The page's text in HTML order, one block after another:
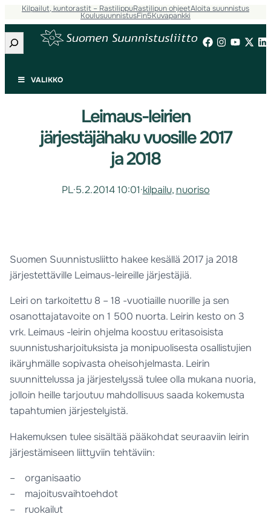
Kilpailut, kuntorastit – RastilippuRastilipun ohjeetAloita suunnistus
KoulusuunnistusFin5Kuvapankki
Etsi
VALIKKO
Leimaus-leirien
järjestäjähaku vuosille 2017
ja 2018
PL·5.2.2014 10:01·kilpailu, nuoriso
Suomen Suunnistusliitto hakee kesällä 2017 ja 2018
järjestettäville Leimaus-leireille järjestäjiä.
Leiri on tarkoitettu 8 – 18 -vuotiaille nuorille ja sen
osanottajatavoite on 1 500 nuorta. Leirin kesto on 3
vrk. Leimaus -leirin ohjelma koostuu eritasoisista
suunnistusharjoituksista ja monipuolisesta osallistujien
ikäryhmälle sopivasta oheisohjelmasta. Leirin
suunnittelussa ja järjestelyssä tulee olla mukana nuoria,
jolloin heille tarjoutuu mahdollisuus saada kokemusta
tapahtumien järjestelyistä.
Hakemuksen tulee sisältää pääkohdat seuraaviin leirin
järjestämiseen liittyviin tehtäviin:
– organisaatio
– majoitusvaihtoehdot
– ruokailut